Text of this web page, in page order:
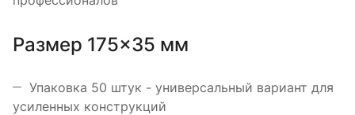
Размер 175×35 мм
Упаковка 50 штук - универсальный вариант для
усиленных конструкций